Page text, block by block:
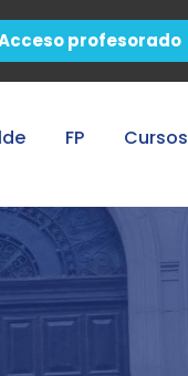
profesorado
FP Cursos